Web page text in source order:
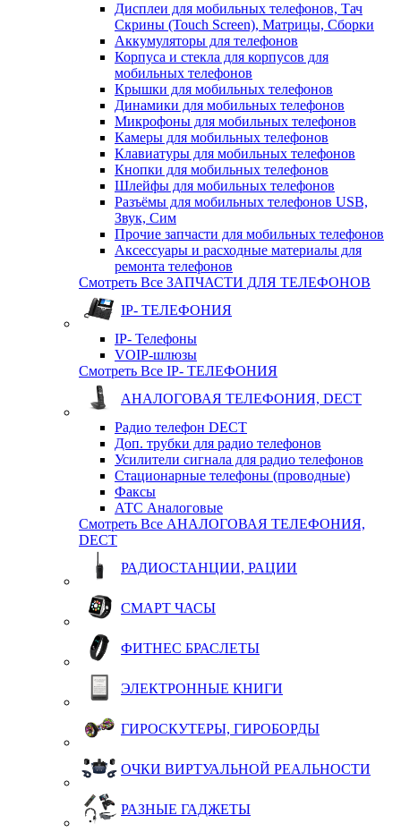
Дисплеи для мобильных телефонов, Тач
Скрины (Touch Screen), Матрицы, Сборки
Аккумуляторы для телефонов
Корпуса и стекла для корпусов для
мобильных телефонов
Крышки для мобильных телефонов
Динамики для мобильных телефонов
Микрофоны для мобильных телефонов
Камеры для мобильных телефонов
Клавиатуры для мобильных телефонов
Кнопки для мобильных телефонов
Шлейфы для мобильных телефонов
Разъёмы для мобильных телефонов USB,
Звук, Сим
Прочие запчасти для мобильных телефонов
Аксессуары и расходные материалы для
ремонта телефонов
Смотреть Все ЗАПЧАСТИ ДЛЯ ТЕЛЕФОНОВ
IP- ТЕЛЕФОНИЯ
IP- Телефоны
VOIP-шлюзы
Смотреть Все IP- ТЕЛЕФОНИЯ
АНАЛОГОВАЯ ТЕЛЕФОНИЯ, DECT
Радио телефон DECT
Доп. трубки для радио телефонов
Усилители сигнала для радио телефонов
Стационарные телефоны (проводные)
Факсы
АТС Аналоговые
Смотреть Все АНАЛОГОВАЯ ТЕЛЕФОНИЯ,
DECT
РАДИОСТАНЦИИ, РАЦИИ
СМАРТ ЧАСЫ
ФИТНЕС БРАСЛЕТЫ
ЭЛЕКТРОННЫЕ КНИГИ
ГИРОСКУТЕРЫ, ГИРОБОРДЫ
ОЧКИ ВИРТУАЛЬНОЙ РЕАЛЬНОСТИ
РАЗНЫЕ ГАДЖЕТЫ